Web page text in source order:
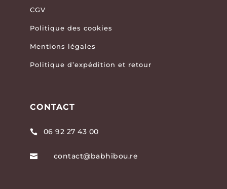
CGV
Politique des cookies
Mentions légales
Politique d’expédition et retour
CONTACT
 06 92 27 43 00
 contact@babhibou.re